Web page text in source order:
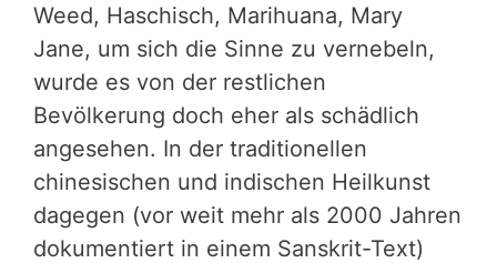
Weed, Haschisch, Marihuana, Mary
Jane, um sich die Sinne zu vernebeln,
wurde es von der restlichen
Bevölkerung doch eher als schädlich
angesehen. In der traditionellen
chinesischen und indischen Heilkunst
dagegen (vor weit mehr als 2000 Jahren
dokumentiert in einem Sanskrit-Text)